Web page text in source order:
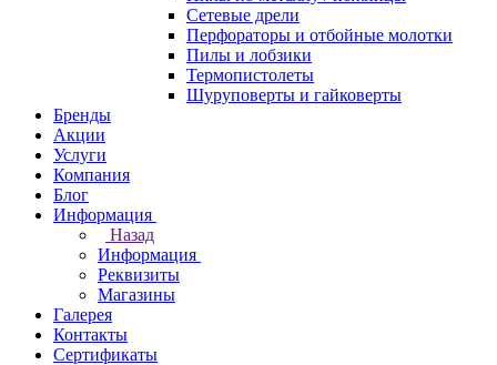
Сетевые дрели
Перфораторы и отбойные молотки
Пилы и лобзики
Термопистолеты
Шуруповерты и гайковерты
Бренды
Акции
Услуги
Компания
Блог
Информация
Назад
Информация
Реквизиты
Магазины
Галерея
Контакты
Сертификаты